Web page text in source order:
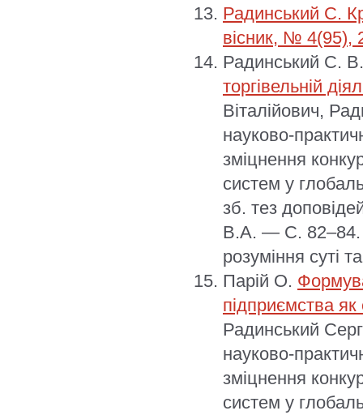
Радинський С.
вісник, № 4(95),
Радинський С.
торгівельній
Віталійович,
науково-
зміцнення
систем у
зб. тез
В.А. — С. 82–84.
розуміння суті
Парій О.
підприємства як
Радинський
науково-
зміцнення
систем у